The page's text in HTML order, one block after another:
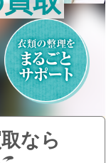
始は除く）
なら